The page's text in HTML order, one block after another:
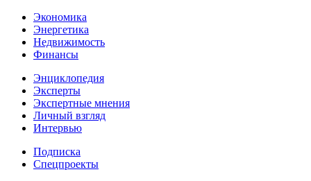
Экономика
Энергетика
Недвижимость
Финансы
Энциклопедия
Эксперты
Экспертные мнения
Личный взгляд
Интервью
Подписка
Спецпроекты